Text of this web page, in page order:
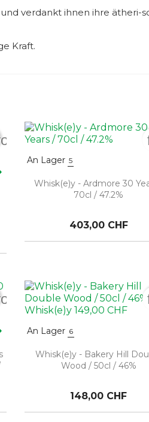
verdankt ihnen ihre ätheri-
Kraft.
An Lager 5
Whisk(e)y - Ardmore 30
70cl / 47.2%
403,00 CHF
An Lager 6
Whisk(e)y - Bakery Hill
Wood / 50cl / 46%
148,00 CHF